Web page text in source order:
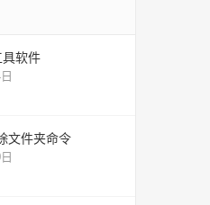
软件
文件夹命令